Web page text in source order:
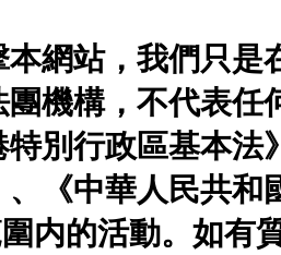
網站，我們只是
機構，不代表任
特別行政區基本
《中華人民共和
内的活動。如有